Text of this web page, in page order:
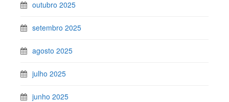
outubro 2025
setembro 2025
agosto 2025
julho 2025
junho 2025